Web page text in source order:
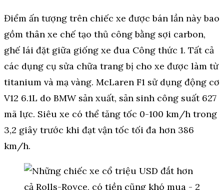
Điểm ấn tượng trên chiếc xe được bán lần này bao
gồm thân xe chế tạo thủ công bằng sợi carbon,
ghế lái đặt giữa giống xe đua Công thức 1. Tất cả
các dụng cụ sửa chữa trang bị cho xe được làm từ
titanium và mạ vàng. McLaren F1 sử dụng động cơ
V12 6.1L do BMW sản xuất, sản sinh công suất 627
mã lực. Siêu xe có thể tăng tốc 0-100 km/h trong
3,2 giây trước khi đạt vận tốc tối đa hơn 386
km/h.